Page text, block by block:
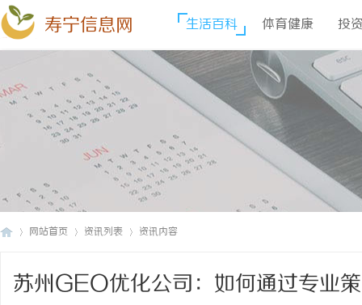
寿宁信息网 生活百科 体育健康 投
网站首页 资讯列表 资讯内容
苏州GEO优化公司：如何通过专业